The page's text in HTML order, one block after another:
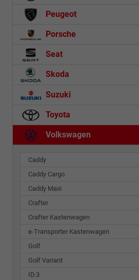
Peugeot
Porsche
Seat
Skoda
Suzuki
Toyota
Volkswagen
Caddy
Caddy Cargo
Caddy Maxi
Crafter
Crafter Kastenwagen
e-Transporter Kastenwagen
Golf
Golf Variant
ID.3